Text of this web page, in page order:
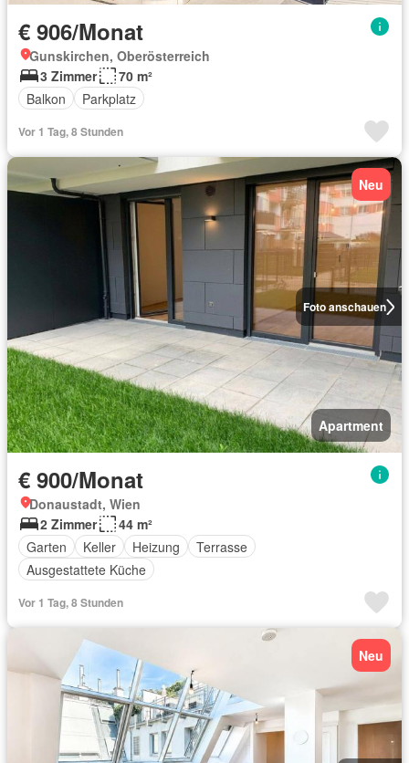
€ 906/Monat
Gunskirchen, Oberösterreich
3 Zimmer
70 m²
Balkon
Parkplatz
Vor 1 Tag, 8 Stunden
Foto anschauen
Neu
Apartment
€ 900/Monat
Donaustadt, Wien
2 Zimmer
44 m²
Garten
Keller Heizung
Terrasse
Ausgestattete Küche
Vor 1 Tag, 8 Stunden
Neu